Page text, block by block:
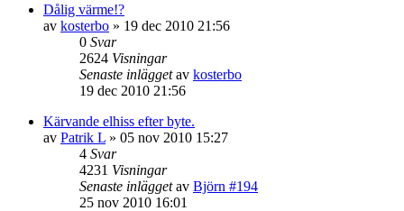
Dålig värme!?
av kosterbo » 19 dec 2010 21:56
0 Svar
2624 Visningar
Senaste inläggetav kosterbo
19 dec 2010 21:56
Kärvande elhiss efter byte.
av Patrik L » 05 nov 2010 15:27
4 Svar
4231 Visningar
Senaste inläggetav Björn #194
25 nov 2010 16:01